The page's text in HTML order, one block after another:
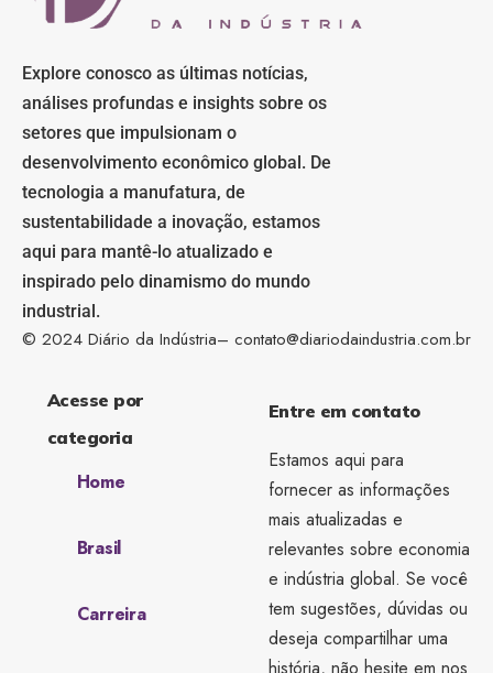
Explore conosco as últimas notícias,
análises profundas e insights sobre os
setores que impulsionam o
desenvolvimento econômico global. De
tecnologia a manufatura, de
sustentabilidade a inovação, estamos
aqui para mantê-lo atualizado e
inspirado pelo dinamismo do mundo
industrial.
© 2024 Diário da Indústria– contato@diariodaindustria.com.br
Acesse por
categoria
Home
Brasil
Carreira
Entre em contato
Estamos aqui para
fornecer as informações
mais atualizadas e
relevantes sobre economia
e indústria global. Se você
tem sugestões, dúvidas ou
deseja compartilhar uma